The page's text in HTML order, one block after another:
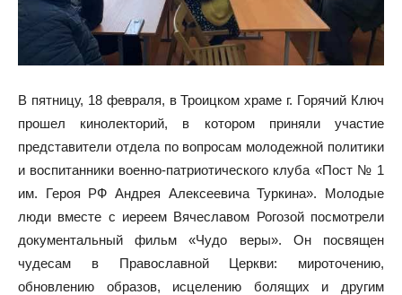
В пятницу, 18 февраля, в Троицком храме г. Горячий Ключ
прошел кинолекторий, в котором приняли участие
представители отдела по вопросам молодежной политики
и воспитанники военно-патриотического клуба «Пост № 1
им. Героя РФ Андрея Алексеевича Туркина». Молодые
люди вместе с иереем Вячеславом Рогозой посмотрели
документальный фильм «Чудо веры». Он посвящен
чудесам в Православной Церкви: мироточению,
обновлению образов, исцелению болящих и другим